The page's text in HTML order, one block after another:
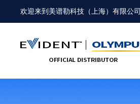
欢迎来到 美谱勒科技（上海）有限公司